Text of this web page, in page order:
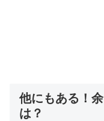
他にもある！
は？